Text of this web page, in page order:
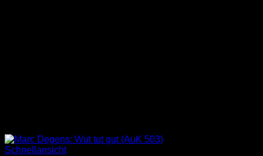
Schnellansicht